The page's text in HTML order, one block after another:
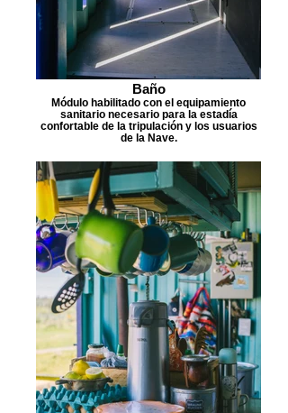
Baño
Módulo habilitado con el equipamiento
sanitario necesario para la estadía
confortable de la tripulación y los usuarios
de la Nave.